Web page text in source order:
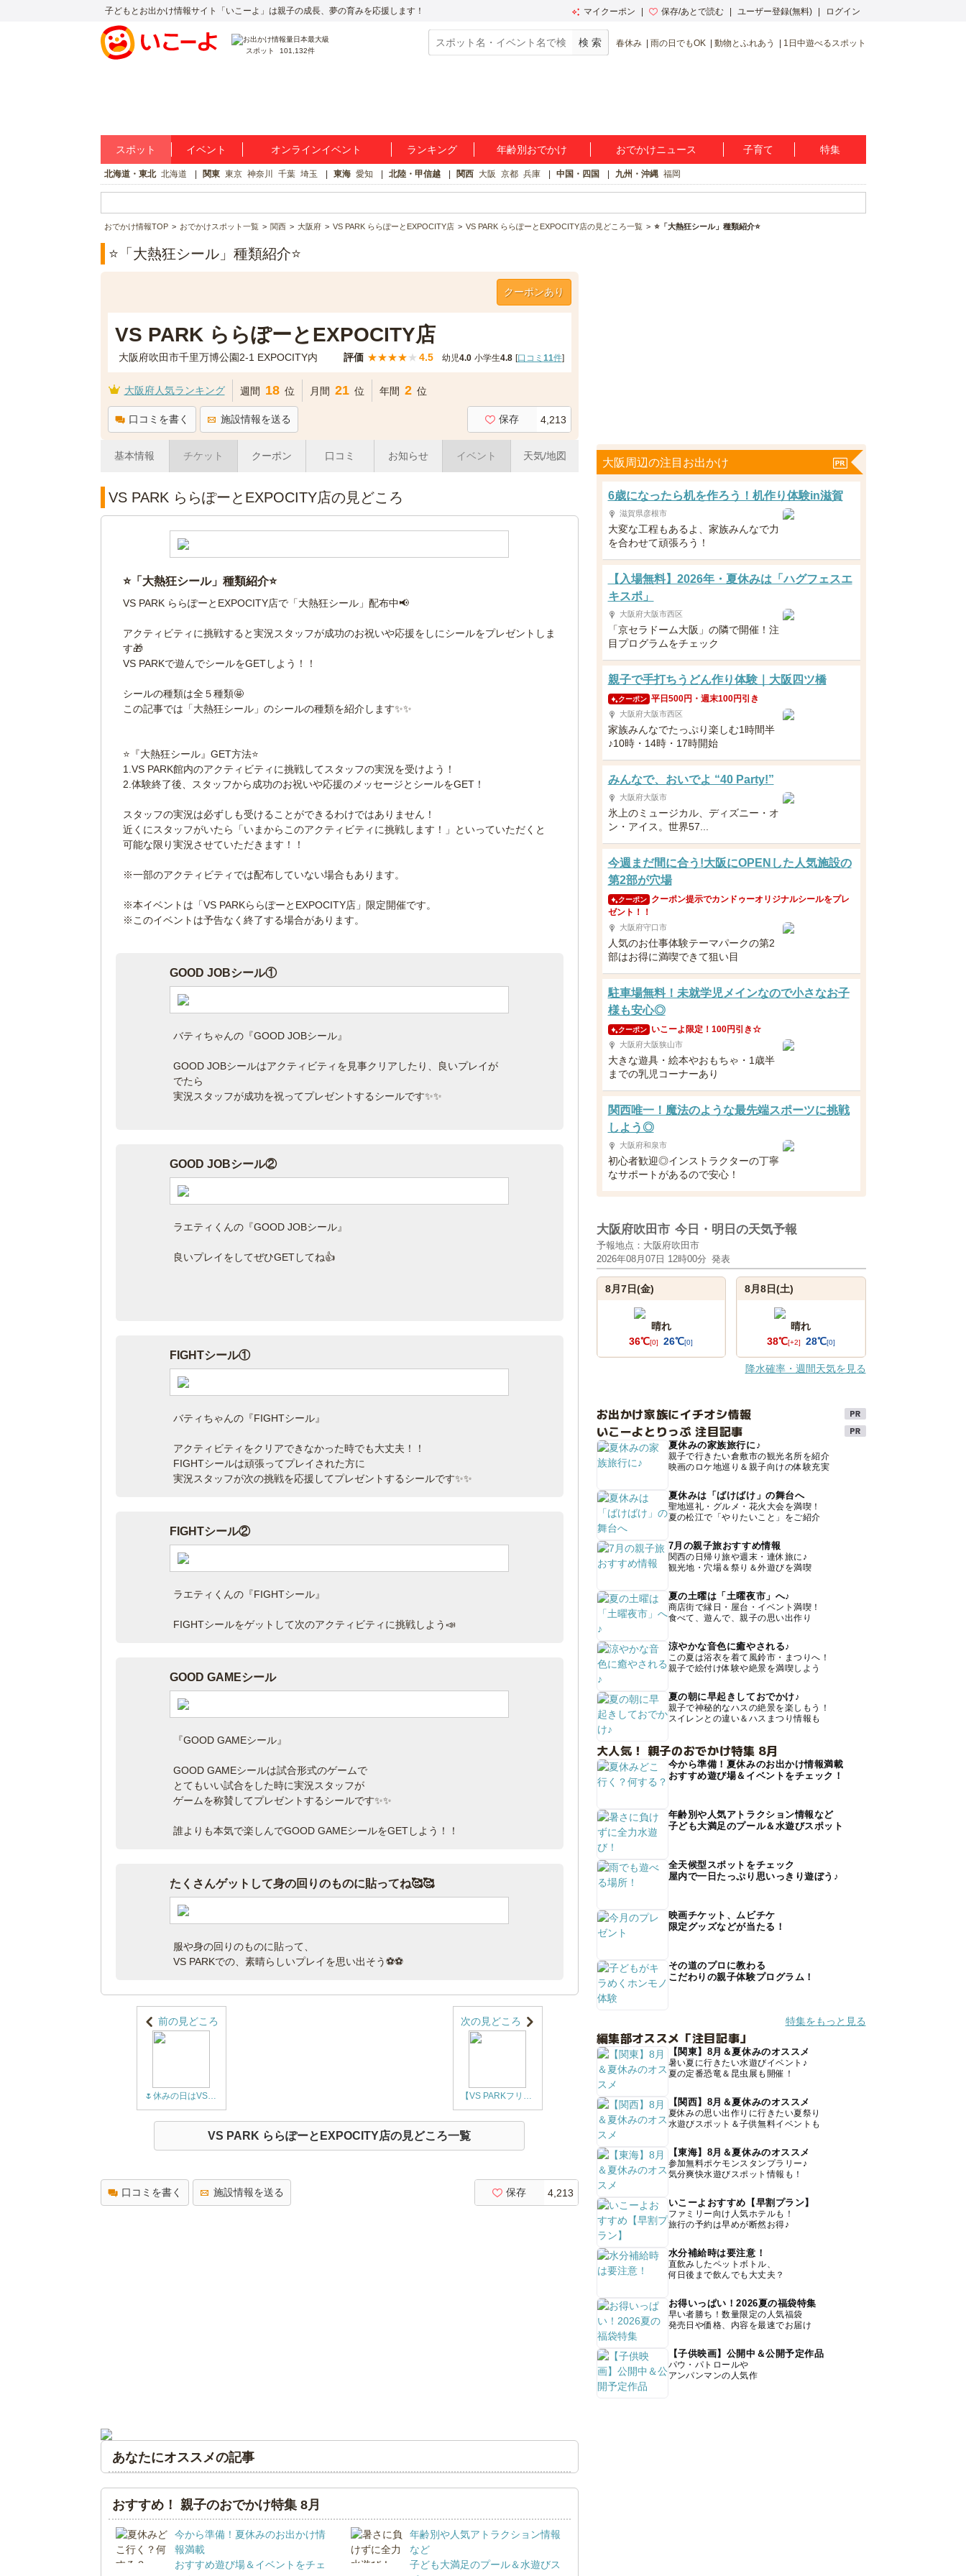
子どもとお出かけ情報サイト「いこーよ」は親子の成長、夢の育みを応援します！ マイクーポン 保存/あとで読む ユーザー登録(無料) ログイン
スポット 101,132件
春休み 雨の日でもOK 動物とふれあう 1日中遊べるスポット
スポット イベント オンラインイベント ランキング 年齢別おでかけ おでかけニュース 子育て 特集
北海道・東北 北海道 関東 東京 神奈川 千葉 埼玉 東海 愛知 北陸・甲信越 関西 大阪 京都 兵庫 中国・四国 九州・沖縄 福岡
おでかけ情報TOP おでかけスポット一覧 関西 大阪府 VS PARK ららぽーとEXPOCITY店 VS PARK ららぽーとEXPOCITY店の見どころ一覧 ⭐️「大熱狂シール」種類紹介⭐️
⭐️「大熱狂シール」種類紹介⭐️
クーポンあり
VS PARK ららぽーとEXPOCITY店
大阪府吹田市千里万博公園2-1 EXPOCITY内 評価 ★★★★★ 4.5 幼児4.0 小学生4.8 [口コミ 11件]
大阪府人気ランキング 週間 18 位 月間 21 位 年間 2 位
口コミを書く 施設情報を送る 保存 4,213
基本情報 チケット クーポン 口コミ お知らせ イベント 天気/地図
VS PARK ららぽーとEXPOCITY店の見どころ
⭐️「大熱狂シール」種類紹介⭐️
VS PARK ららぽーとEXPOCITY店で「大熱狂シール」配布中📢
アクティビティに挑戦すると実況スタッフが成功のお祝いや応援をしにシールをプレゼントしま
す🎁
VS PARKで遊んでシールをGETしよう！！
シールの種類は全５種類🤩
この記事では「大熱狂シール」のシールの種類を紹介します✨✨
⭐『大熱狂シール』GET方法⭐
1.VS PARK館内のアクティビティに挑戦してスタッフの実況を受けよう！
2.体験終了後、スタッフから成功のお祝いや応援のメッセージとシールをGET！
スタッフの実況は必ずしも受けることができるわけではありません！
近くにスタッフがいたら「いまからこのアクティビティに挑戦します！」といっていただくと
可能な限り実況させていただきます！！
※一部のアクティビティでは配布していない場合もあります。
※本イベントは「VS PARKららぽーとEXPOCITY店」限定開催です。
※このイベントは予告なく終了する場合があります。
GOOD JOBシール①
バティちゃんの『GOOD JOBシール』
GOOD JOBシールはアクティビティを見事クリアしたり、良いプレイが
でたら
実況スタッフが成功を祝ってプレゼントするシールです✨✨
GOOD JOBシール②
ラエティくんの『GOOD JOBシール』
良いプレイをしてぜひGETしてね👍
FIGHTシール①
バティちゃんの『FIGHTシール』
アクティビティをクリアできなかった時でも大丈夫！！
FIGHTシールは頑張ってプレイされた方に
実況スタッフが次の挑戦を応援してプレゼントするシールです✨✨
FIGHTシール②
ラエティくんの『FIGHTシール』
FIGHTシールをゲットして次のアクティビティに挑戦しよう📣
GOOD GAMEシール
『GOOD GAMEシール』
GOOD GAMEシールは試合形式のゲームで
とてもいい試合をした時に実況スタッフが
ゲームを称賛してプレゼントするシールです✨✨
誰よりも本気で楽しんでGOOD GAMEシールをGETしよう！！
たくさんゲットして身の回りのものに貼ってね🥰🥰
服や身の回りのものに貼って、
VS PARKでの、素晴らしいプレイを思い出そう⚽⚽
前の見どころ
🌷休みの日はVS PARKへ🌷おすすめアクテビティ紹介～家族で一緒にエンジョイコース～
次の見どころ
【VS PARKフリーパス利用編🌻】VS PARKとEXPOCITYを楽しもう
VS PARK ららぽーとEXPOCITY店の見どころ一覧
口コミを書く 施設情報を送る 保存 4,213
あなたにオススメの記事
おすすめ！ 親子のおでかけ特集 8月
今から準備！夏休みのお出かけ情
報満載
おすすめ遊び場＆イベントをチェ
年齢別や人気アトラクション情報
など
子ども大満足のプール＆水遊びス
大阪周辺の注目お出かけ
6歳になったら机を作ろう！机作り体験in滋賀
滋賀県彦根市
大変な工程もあるよ、家族みんなで力
を合わせて頑張ろう！
【入場無料】2026年・夏休みは「ハグフェスエ
キスポ」
大阪府大阪市西区
「京セラドーム大阪」の隣で開催！注
目プログラムをチェック
親子で手打ちうどん作り体験｜大阪四ツ橋
クーポン 平日500円・週末100円引き
大阪府大阪市西区
家族みんなでたっぷり楽しむ1時間半
♪10時・14時・17時開始
みんなで、おいでよ “40 Party!”
大阪府大阪市
氷上のミュージカル、ディズニー・オ
ン・アイス。世界57...
今週まだ間に合う!大阪にOPENした人気施設の
第2部が穴場
クーポン
クーポン提示でカンドゥーオリジナルシールをプレ
ゼント！！
大阪府守口市
人気のお仕事体験テーマパークの第2
部はお得に満喫できて狙い目
駐車場無料！未就学児メインなので小さなお子
様も安心◎
クーポン いこーよ限定！100円引き☆
大阪府大阪狭山市
大きな遊具・絵本やおもちゃ・1歳半
までの乳児コーナーあり
関西唯一！魔法のような最先端スポーツに挑戦
しよう◎
大阪府和泉市
初心者歓迎◎インストラクターの丁寧
なサポートがあるので安心！
大阪府吹田市 今日・明日の天気予報
予報地点：大阪府吹田市
2026年08月07日 12時00分 発表
8月7日(金)
晴れ
36℃[0] 26℃[0]
8月8日(土)
晴れ
38℃[+2] 28℃[0]
降水確率・週間天気を見る
お出かけ家族にイチオシ情報
いこーよとりっぷ 注目記事
夏休みの家族旅行に♪
親子で行きたい倉敷市の観光名所を紹介
映画のロケ地巡り＆親子向けの体験充実
夏休みは「ばけばけ」の舞台へ
聖地巡礼・グルメ・花火大会を満喫！
夏の松江で「やりたいこと」をご紹介
7月の親子旅おすすめ情報
関西の日帰り旅や週末・連休旅に♪
観光地・穴場＆祭り＆外遊びを満喫
夏の土曜は「土曜夜市」へ♪
商店街で縁日・屋台・イベント満喫！
食べて、遊んで、親子の思い出作り
涼やかな音色に癒やされる♪
この夏は浴衣を着て風鈴市・まつりへ！
親子で絵付け体験や絶景を満喫しよう
夏の朝に早起きしておでかけ♪
親子で神秘的なハスの絶景を楽しもう！
スイレンとの違い＆ハスまつり情報も
大人気！ 親子のおでかけ特集 8月
今から準備！夏休みのお出かけ情報満載
おすすめ遊び場＆イベントをチェック！
年齢別や人気アトラクション情報など
子ども大満足のプール＆水遊びスポット
全天候型スポットをチェック
屋内で一日たっぷり思いっきり遊ぼう♪
映画チケット、ムビチケ
限定グッズなどが当たる！
その道のプロに教わる
こだわりの親子体験プログラム！
特集をもっと見る
編集部オススメ「注目記事」
【関東】8月＆夏休みのオススメ
暑い夏に行きたい水遊びイベント♪
夏の定番恐竜＆昆虫展も開催！
【関西】8月＆夏休みのオススメ
夏休みの思い出作りに行きたい夏祭り
水遊びスポット＆子供無料イベントも
【東海】8月＆夏休みのオススメ
参加無料ポケモンスタンプラリー♪
気分爽快水遊びスポット情報も！
いこーよおすすめ【早割プラン】
ファミリー向け人気ホテルも！
旅行の予約は早めが断然お得♪
水分補給時は要注意！
直飲みしたペットボトル、
何日後まで飲んでも大丈夫？
お得いっぱい！2026夏の福袋特集
早い者勝ち！数量限定の人気福袋
発売日や価格、内容を最速でお届け
【子供映画】公開中＆公開予定作品
パウ・パトロールや
アンパンマンの人気作